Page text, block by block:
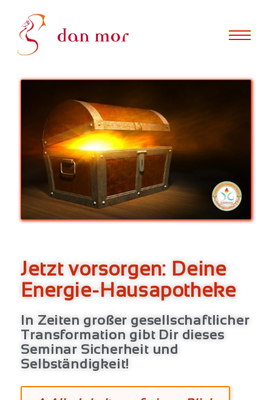
Jetzt vorsorgen: Deine
Energie-Hausapotheke
In Zeiten großer gesellschaftlicher
Transformation gibt Dir dieses
Seminar Sicherheit und
Selbständigkeit!